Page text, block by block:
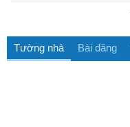
Tường nhà Bài đăng